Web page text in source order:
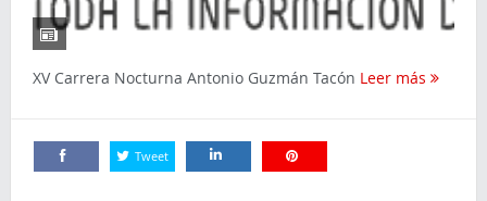
XV Carrera Nocturna Antonio Guzmán Tacón Leer más
Tweet